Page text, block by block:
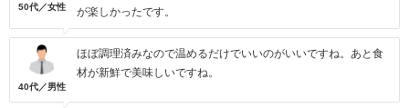
50代／女性
が楽しかったです。
40代／男性
ほぼ調理済みなので温めるだけでいいのがいいですね。あと食
材が新鮮で美味しいですね。